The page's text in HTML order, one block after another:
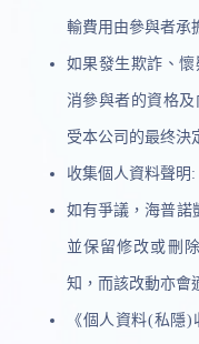
輸費用由參與者承
如果發生欺詐、
消參與者的資格
受本公司的最终決
收集個人資料聲明
如有爭議，海普諾
並保留修改或刪
知，而該改動亦會
《個人資料(私隱